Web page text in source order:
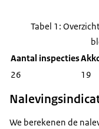
Tabel 1:
Aantal inspecties
26
19
We berekenen de